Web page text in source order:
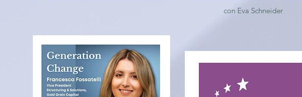
con Eva Schneider